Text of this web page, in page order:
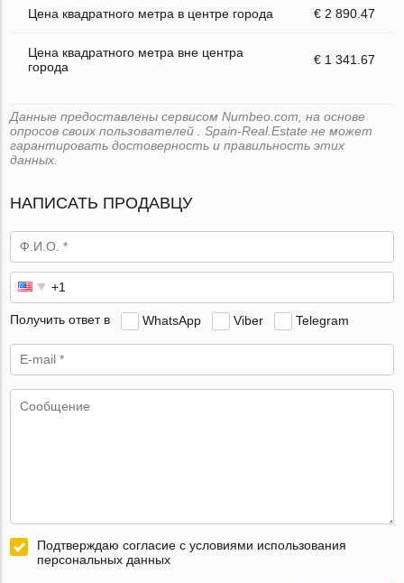
Цена квадратного метра в центре города € 2 890.47
Цена квадратного метра вне центра
города
€ 1 341.67
Данные предоставлены сервисом Numbeo.com, на основе
опросов своих пользователей . Spain-Real.Estate не может
гарантировать достоверность и правильность этих
данных.
НАПИСАТЬ ПРОДАВЦУ
Получить ответ в WhatsApp Viber Telegram
Подтверждаю согласие с условиями использования
персональных данных